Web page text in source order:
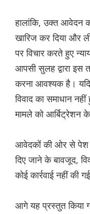
हालांकि, उक्त आवेदन
खारिज कर दिया और
पर विचार करते हुए
आपसी सुलह द्वारा इस
करना आवश्यक है।
विवाद का समाधान
मामले को आर्बिट्रेशन
आवेदकों की ओर से पेश
दिए जाने के बावजूद,
कोई कार्रवाई नहीं की
आगे यह प्रस्तुत किया